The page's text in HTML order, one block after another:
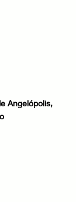
Angelópolis,